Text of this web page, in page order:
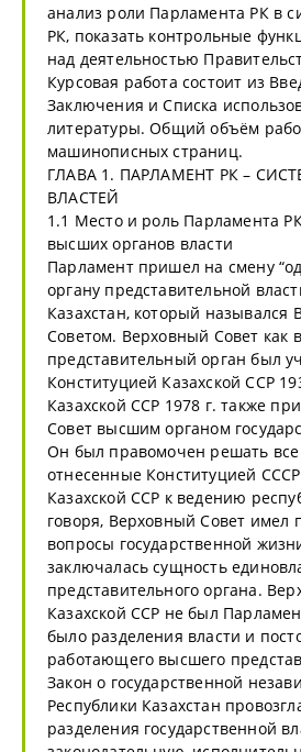
анализ роли Парламента РК в
РК, показать контрольные
над деятельностью
Курсовая работа состоит из
Заключения и Списка
литературы. Общий объём
машинописных страниц.
ГЛАВА 1. ПАРЛАМЕНТ РК –
ВЛАСТЕЙ
1.1 Место и роль Парламента
высших органов власти
Парламент пришел на смену
органу представительной
Казахстан, который назывался
Советом. Верховный Совет как
представительный орган был
Конституцией Казахской ССР
Казахской ССР 1978 г. также
Совет высшим органом
Он был правомочен решать
отнесенные Конституцией
Казахской ССР к ведению
говоря, Верховный Совет имел
вопросы государственной
заключалась сущность
представительного органа.
Казахской ССР не был
было разделения власти и
работающего высшего
Закон о государственной
Республики Казахстан
разделения государственной